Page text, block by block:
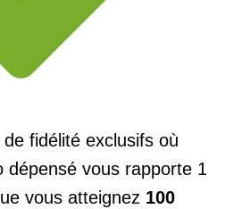
fidélité exclusifs où
dépensé vous rapporte 1
vous atteignez 100